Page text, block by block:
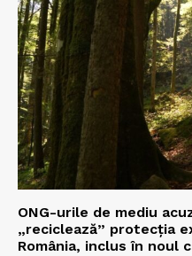
ONG-urile de mediu
„reciclează” protecția
România, inclus în noul